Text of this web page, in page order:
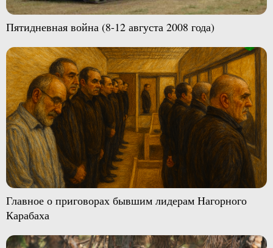
Пятидневная война (8-12 августа 2008 года)
Главное о приговорах бывшим лидерам Нагорного
Карабаха